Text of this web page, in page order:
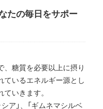
たの毎日をサポー
、糖質を必要以上に摂り
ているエネルギー源とし
いきます。
ア」、「ギムネマシルベ